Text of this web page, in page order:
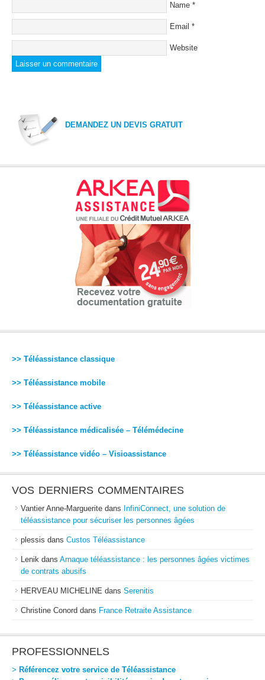
Name *
Email *
Website
DEMANDEZ UN DEVIS GRATUIT
>> Téléassistance classique
>> Téléassistance mobile
>> Téléassistance active
>> Téléassistance médicalisée – Télémédecine
>> Téléassistance vidéo – Visioassistance
VOS DERNIERS COMMENTAIRES
Vantier Anne-Marguerite dans InfiniConnect, une solution de
téléassistance pour sécuriser les personnes âgées
plessis dans Custos Téléassistance
Lenik dans Arnaque téléassistance : les personnes âgées victimes
de contrats abusifs
HERVEAU MICHELINE dans Serenitis
Christine Conord dans France Retraite Assistance
PROFESSIONNELS
> Référencez votre service de Téléassistance